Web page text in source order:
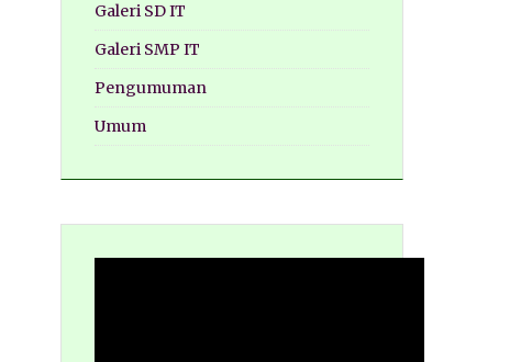
Galeri SD IT
Galeri SMP IT
Pengumuman
Umum